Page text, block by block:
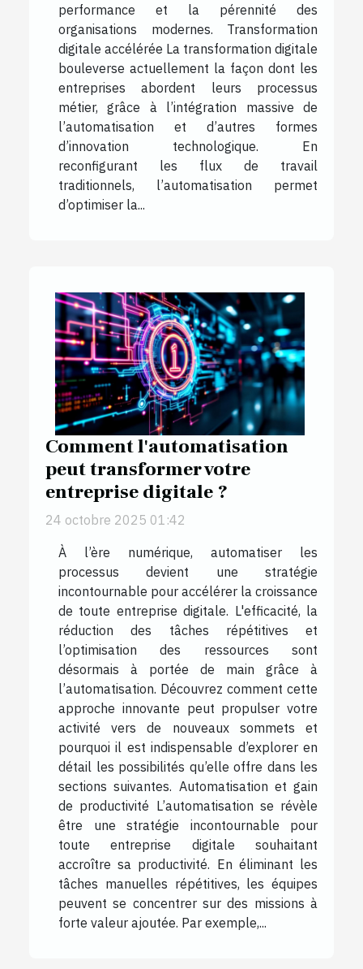
performance et la pérennité des
organisations modernes. Transformation
digitale accélérée La transformation digitale
bouleverse actuellement la façon dont les
entreprises abordent leurs processus
métier, grâce à l’intégration massive de
l’automatisation et d’autres formes
d’innovation technologique. En
reconfigurant les flux de travail
traditionnels, l’automatisation permet
d’optimiser la...
Comment l'automatisation
peut transformer votre
entreprise digitale ?
24 octobre 2025 01:42
À l’ère numérique, automatiser les
processus devient une stratégie
incontournable pour accélérer la croissance
de toute entreprise digitale. L'efficacité, la
réduction des tâches répétitives et
l’optimisation des ressources sont
désormais à portée de main grâce à
l’automatisation. Découvrez comment cette
approche innovante peut propulser votre
activité vers de nouveaux sommets et
pourquoi il est indispensable d’explorer en
détail les possibilités qu’elle offre dans les
sections suivantes. Automatisation et gain
de productivité L’automatisation se révèle
être une stratégie incontournable pour
toute entreprise digitale souhaitant
accroître sa productivité. En éliminant les
tâches manuelles répétitives, les équipes
peuvent se concentrer sur des missions à
forte valeur ajoutée. Par exemple,...